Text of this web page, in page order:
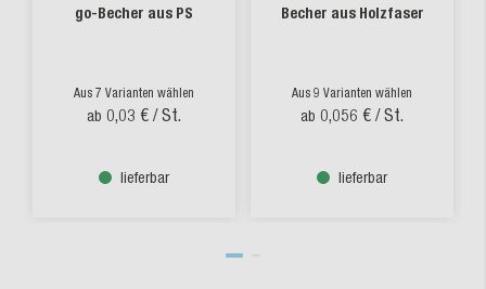
go-Becher aus PS
Aus 7 Varianten wählen
ab 0,03 € / St.
lieferbar
Becher aus Holzfaser
Aus 9 Varianten wählen
ab 0,056 € / St.
lieferbar